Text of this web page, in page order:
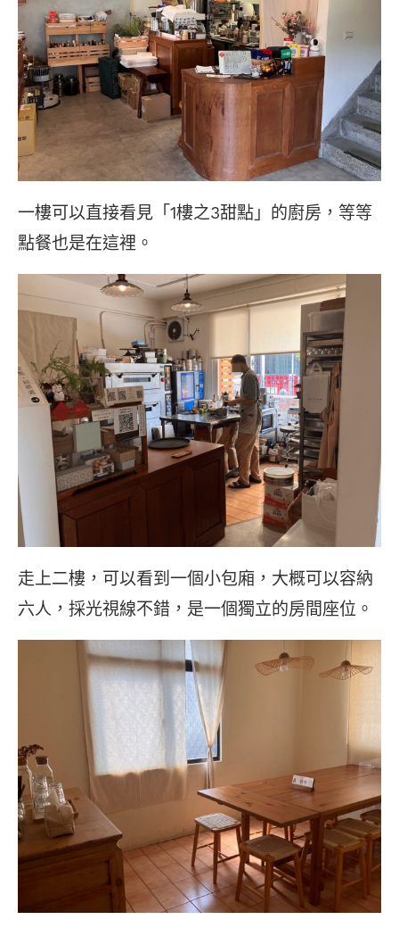
一樓可以直接看見「1樓之3甜點」的廚房，等等
點餐也是在這裡。
走上二樓，可以看到一個小包廂，大概可以容納
六人，採光視線不錯，是一個獨立的房間座位。